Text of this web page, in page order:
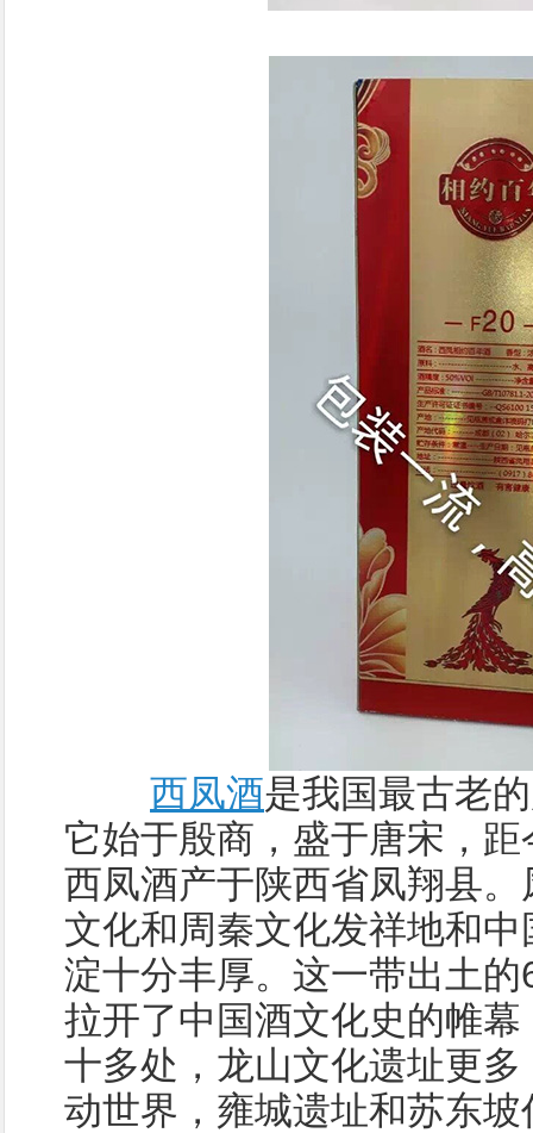
西凤酒是我国最古老
它始于殷商，盛于唐宋，
西凤酒产于陕西省凤翔县
文化和周秦文化发祥地和
淀十分丰厚。这一带出土
拉开了中国酒文化史的帷
十多处，龙山文化遗址更
动世界，雍城遗址和苏东